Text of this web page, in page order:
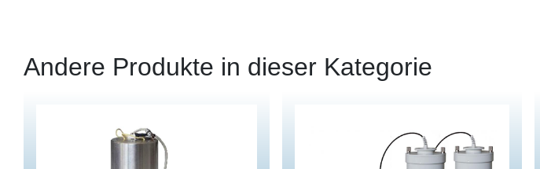
Andere Produkte in dieser Kategorie